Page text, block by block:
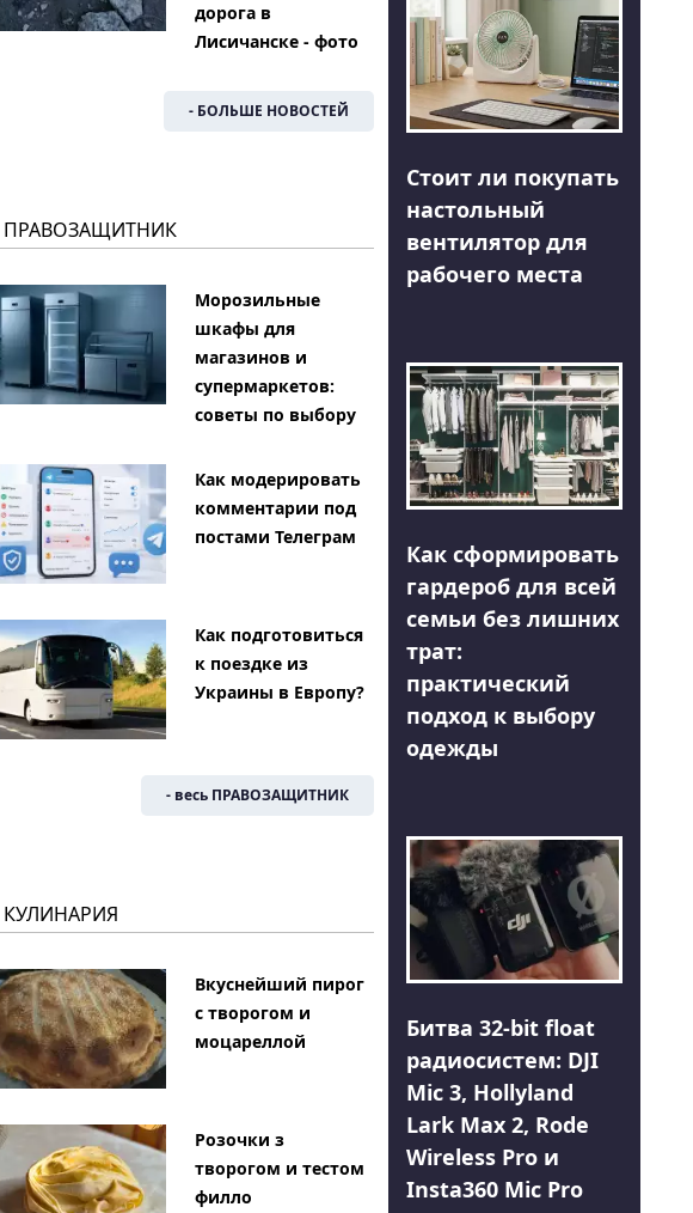
дорога в
Лисичанске - фото
- БОЛЬШЕ НОВОСТЕЙ
ПРАВОЗАЩИТНИК
Морозильные
шкафы для
магазинов и
супермаркетов:
советы по выбору
Как модерировать
комментарии под
постами Телеграм
Как подготовиться
к поездке из
Украины в Европу?
- весь ПРАВОЗАЩИТНИК
КУЛИНАРИЯ
Вкуснейший пирог
с творогом и
моцареллой
Розочки з
творогом и тестом
филло
Стоит ли покупать
настольный
вентилятор для
рабочего места
Как сформировать
гардероб для всей
семьи без лишних
трат:
практический
подход к выбору
одежды
Битва 32-bit float
радиосистем: DJI
Mic 3, Hollyland
Lark Max 2, Rode
Wireless Pro и
Insta360 Mic Pro